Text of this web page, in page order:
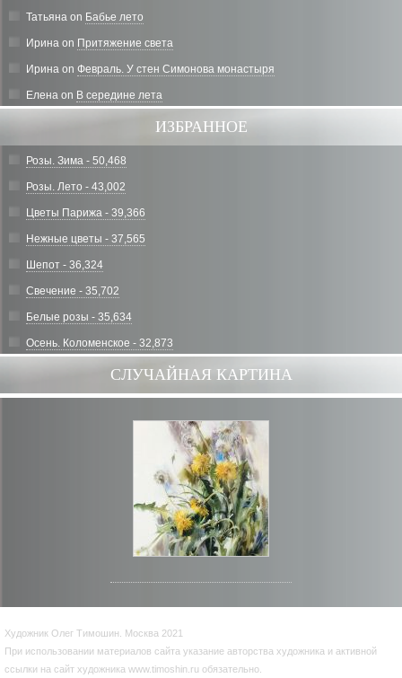
Татьяна on Бабье лето
Ирина on Притяжение света
Ирина on Февраль. У стен Симонова монастыря
Елена on В середине лета
ИЗБРАННОЕ
Розы. Зима - 50,468
Розы. Лето - 43,002
Цветы Парижа - 39,366
Нежные цветы - 37,565
Шепот - 36,324
Свечение - 35,702
Белые розы - 35,634
Осень. Коломенское - 32,873
СЛУЧАЙНАЯ КАРТИНА
Художник Олег Тимошин. Москва 2021
При использовании материалов сайта указание авторства художника и активной
ссылки на сайт художника www.timoshin.ru обязательно.